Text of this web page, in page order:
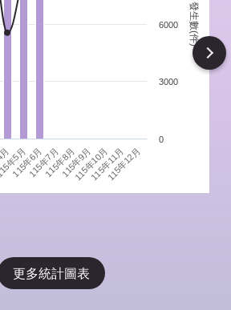
發生數(件)
年5月
115年6月115年7月115年8月115年9月
115年10月
115年11月
115年12月
0
3000
6000
更多統計圖表